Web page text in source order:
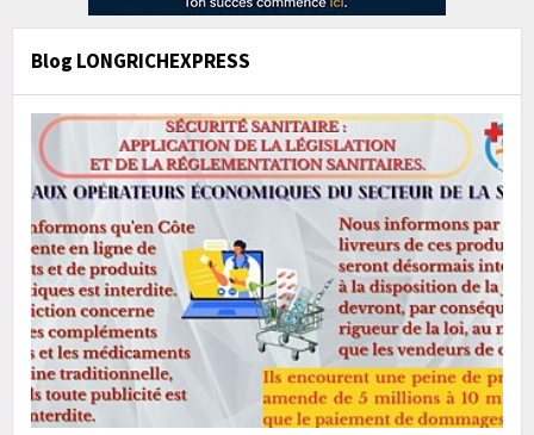
Blog LONGRICHEXPRESS